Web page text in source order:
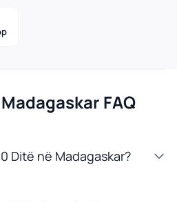
FAQ
Ditë në Madagaskar?